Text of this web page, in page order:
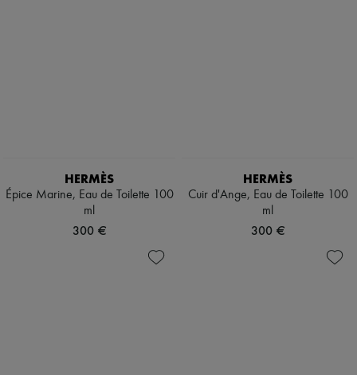
HERMÈS
Épice Marine, Eau de Toilette 100
ml
300 €
HERMÈS
Cuir d'Ange, Eau de Toilette 100
ml
300 €